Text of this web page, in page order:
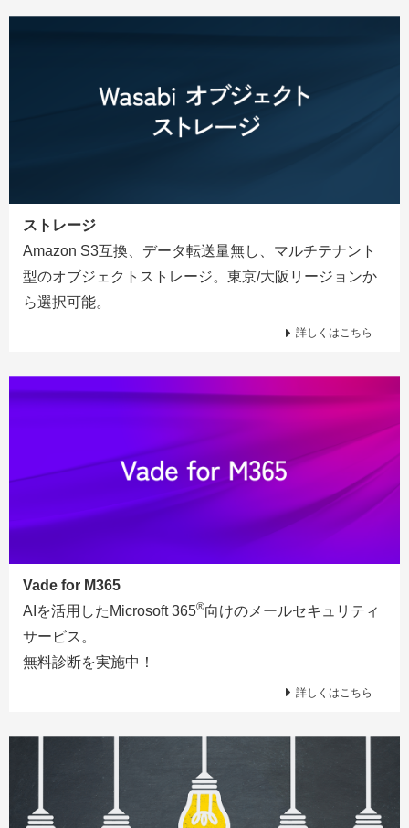
ストレージ
Amazon S3互換、データ転送量無し、マルチテナント
型のオブジェクトストレージ。東京/大阪リージョンか
ら選択可能。
詳しくはこちら
Vade for M365
AIを活用したMicrosoft 365®向けのメールセキュリティ
サービス。
無料診断を実施中！
詳しくはこちら